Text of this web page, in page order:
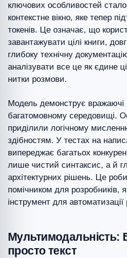
ключових особливостей
контекстне вікно, яке тепер
токенів. Це означає, що
завантажувати цілі книги,
глибоку технічну
аналізувати все це як єдине
нитки розмови.
Модель демонструє вражаючі
багатомовному середовищі.
приділили логічному
здібностям. У тестах на
випереджає багатьох
лише чистий синтаксис, а й
архітектурних рішень. Це
помічником для розробників,
інструмент для
Мультимодальність:
просто текст